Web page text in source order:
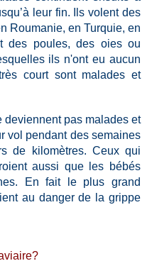
leur fin. Ils volent des
Roumanie, en Turquie, en
des poules, des oies ou
ils n'ont eu aucun
court sont malades et
deviennent pas malades et
vol pendant des semaines
de kilomètres. Ceux qui
aussi que les bébés
En fait le plus grand
au danger de la grippe